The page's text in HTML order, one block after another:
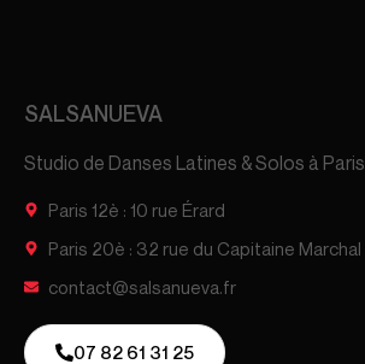
SALSANUEVA
Studio de Danses Latines & Solos à Paris
Paris 12è : 10 rue Érard
Paris 20è : 32 rue du Capitaine Marchal
contact@salsanueva.fr
07 82 61 31 25